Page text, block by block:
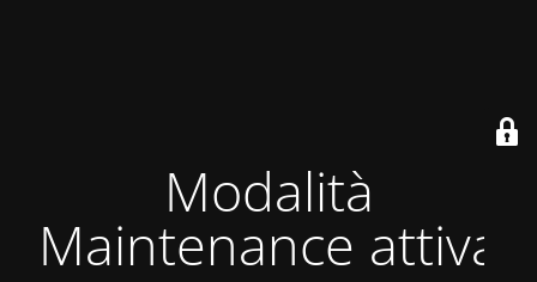
Modalità
Maintenance attiva